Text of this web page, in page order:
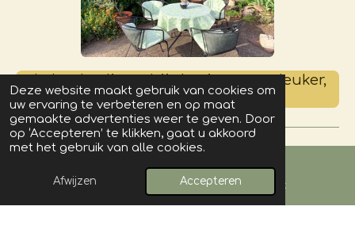
Deze website maakt gebruik van cookies om
uw ervaring te verbeteren en op maat
gemaakte advertenties weer te geven. Door
op ‘Accepteren’ te klikken, gaat u akkoord
met het gebruik van alle cookies.
Afwijzen Accepteren
Je boekt direct bij de eigenaar : leuker,
voordelig én persoonlijk !
onze website is voor het laatst bijgewerkt op 29-
6-2026
E-mailadres Facebook